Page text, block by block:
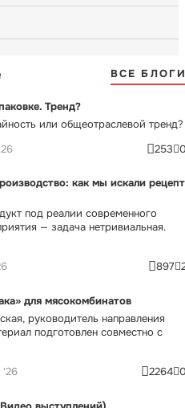
ВСЕ
Тренд?
или общеотраслевой тренд?
253
как мы искали рецепт
под реалии современного
— задача нетривиальная.
897
для мясокомбинатов
руководитель направления
подготовлен совместно с
'26 2264